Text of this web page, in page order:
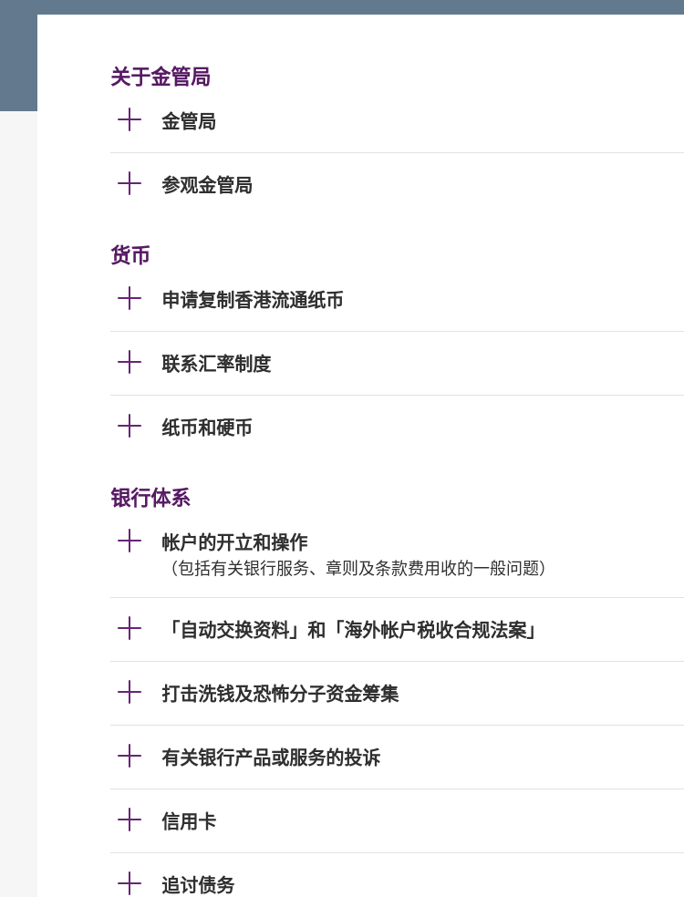
关于金管局
金管局
参观金管局
货币
申请复制香港流通纸币
联系汇率制度
纸币和硬币
银行体系
帐户的开立和操作
（包括有关银行服务、章则及条款费用收的一般问题）
「自动交换资料」和「海外帐户税收合规法案」
打击洗钱及恐怖分子资金筹集
有关银行产品或服务的投诉
信用卡
追讨债务